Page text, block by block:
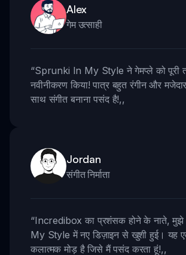
Alex
गेम उत्साही
“Sprunki In My Style ने गेमप्ले को पूरी
नवीनीकरण किया! पात्र बहुत रंगीन और
साथ संगीत बनाना पसंद है!,,
Jordan
संगीत निर्माता
“Incredibox का प्रशंसक होने के नाते,
My Style में नए डिज़ाइन से खुशी हुई। यह
कलात्मक मोड़ है जिसे मैं पसंद करता हूं!,,